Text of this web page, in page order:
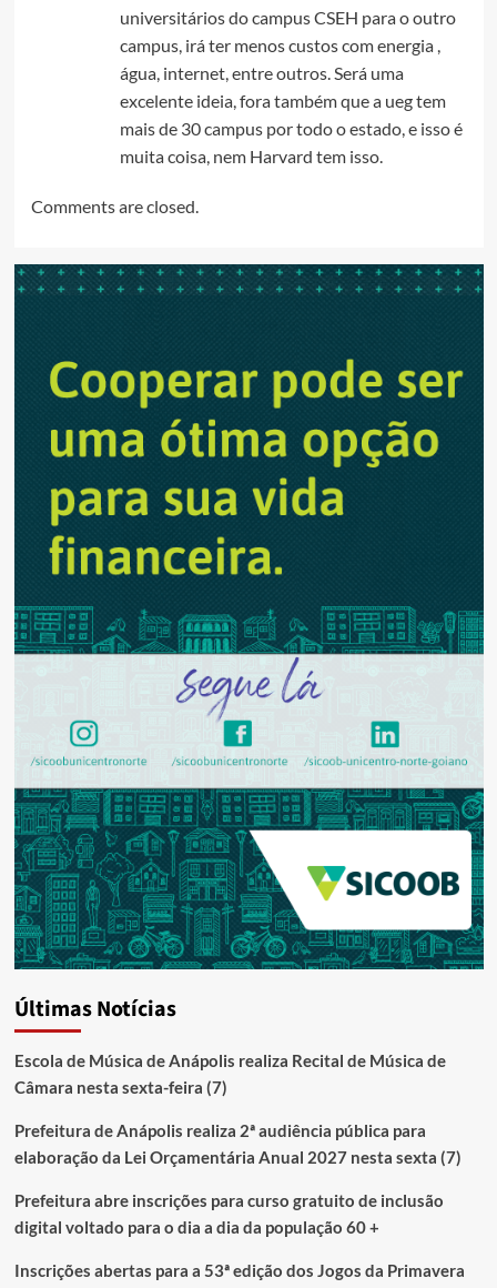
universitários do campus CSEH para o outro
campus, irá ter menos custos com energia ,
água, internet, entre outros. Será uma
excelente ideia, fora também que a ueg tem
mais de 30 campus por todo o estado, e isso é
muita coisa, nem Harvard tem isso.
Comments are closed.
Últimas Notícias
Escola de Música de Anápolis realiza Recital de Música de
Câmara nesta sexta-feira (7)
Prefeitura de Anápolis realiza 2ª audiência pública para
elaboração da Lei Orçamentária Anual 2027 nesta sexta (7)
Prefeitura abre inscrições para curso gratuito de inclusão
digital voltado para o dia a dia da população 60 +
Inscrições abertas para a 53ª edição dos Jogos da Primavera